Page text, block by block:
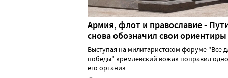
Армия, флот и православие -
снова обозначил свои ориентиры
Выступая на милитаристском форуме "Все
победы" кремлевский вожак поправил
его организ......